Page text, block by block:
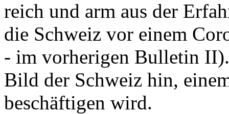
reich und arm aus der
die Schweiz vor einem
- im vorherigen Bulletin
Bild der Schweiz hin,
beschäftigen wird.